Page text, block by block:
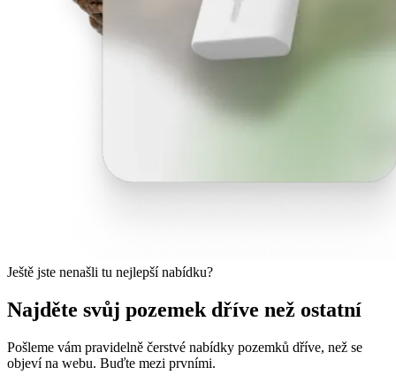
Ještě jste nenašli tu nejlepší nabídku?
Najděte svůj pozemek dříve než ostatní
Pošleme vám pravidelně čerstvé nabídky pozemků dříve, než se
objeví na webu. Buďte mezi prvními.